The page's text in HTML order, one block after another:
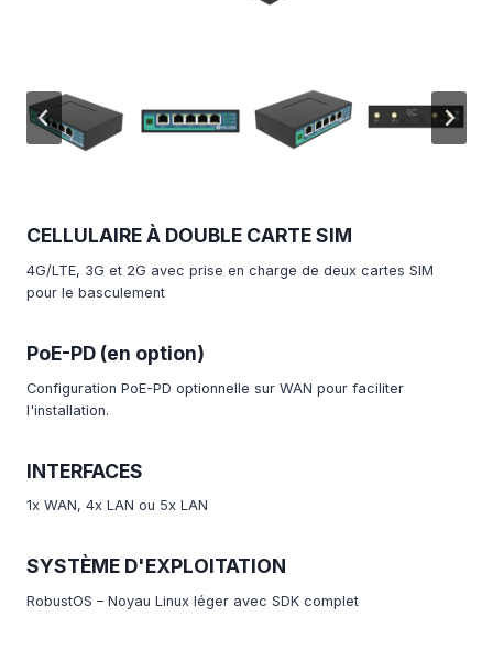
CELLULAIRE À DOUBLE CARTE SIM
4G/LTE, 3G et 2G avec prise en charge de deux cartes SIM
pour le basculement
PoE-PD (en option)
Configuration PoE-PD optionnelle sur WAN pour faciliter
l'installation.
INTERFACES
1x WAN, 4x LAN ou 5x LAN
SYSTÈME D'EXPLOITATION
RobustOS – Noyau Linux léger avec SDK complet